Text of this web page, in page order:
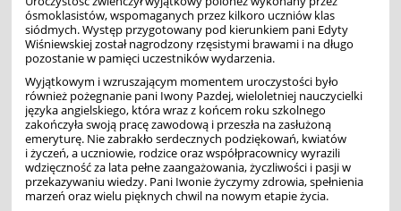
ósmoklasistów, wspomaganych przez kilkoro uczniów klas
siódmych. Występ przygotowany pod kierunkiem pani Edyty
Wiśniewskiej został nagrodzony rzęsistymi brawami i na długo
pozostanie w pamięci uczestników wydarzenia.
Wyjątkowym i wzruszającym momentem uroczystości było
również pożegnanie pani Iwony Pazdej, wieloletniej nauczycielki
języka angielskiego, która wraz z końcem roku szkolnego
zakończyła swoją pracę zawodową i przeszła na zasłużoną
emeryturę. Nie zabrakło serdecznych podziękowań, kwiatów
i życzeń, a uczniowie, rodzice oraz współpracownicy wyrazili
wdzięczność za lata pełne zaangażowania, życzliwości i pasji w
przekazywaniu wiedzy. Pani Iwonie życzymy zdrowia, spełnienia
marzeń oraz wielu pięknych chwil na nowym etapie życia.